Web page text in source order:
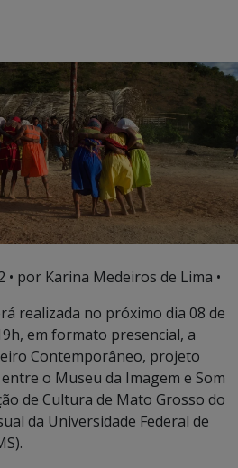
• por Karina Medeiros de Lima •
realizada no próximo dia 08 de
em formato presencial, a
Contemporâneo, projeto
o Museu da Imagem e Som
de Cultura de Mato Grosso do
da Universidade Federal de